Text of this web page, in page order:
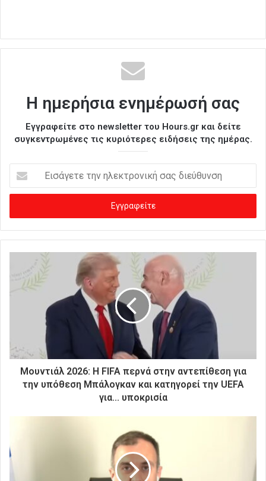
Η ημερήσια ενημέρωσή σας
Εγγραφείτε στο newsletter του Hours.gr και δείτε
συγκεντρωμένες τις κυριότερες ειδήσεις της ημέρας.
σ
γ
ε
τ
σ
α
Μουντιάλ 2026: Η FIFA περνά στην αντεπίθεση για
την υπόθεση Μπάλογκαν και κατηγορεί την UEFA
για... υποκρισία